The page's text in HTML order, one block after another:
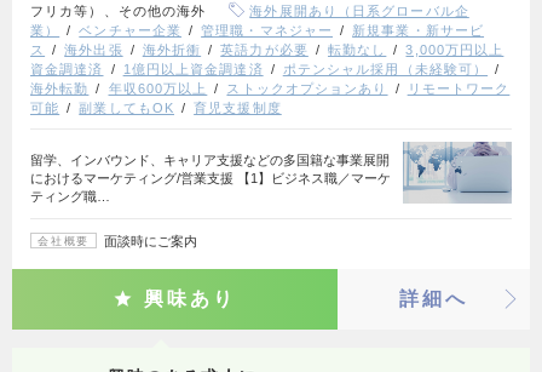
フリカ等）、その他の海外
海外展開あり（日系グローバル企
業）
ベンチャー企業 管理職・マネジャー
新規事業・新サービ
ス
海外出張 海外折衝 英語力が必要 転勤なし
3,000万円以上
資金調達済
1億円以上資金調達済
ポテンシャル採用（未経験可）
海外転勤
年収600万以上 ストックオプションあり
リモートワーク
可能
副業してもOK 育児支援制度
留学、インバウンド、キャリア支援などの多国籍な事業展開
におけるマーケティング/営業支援 【1】ビジネス職／マーケ
ティング職…
会社概要 面談時にご案内
興味あり 詳細へ